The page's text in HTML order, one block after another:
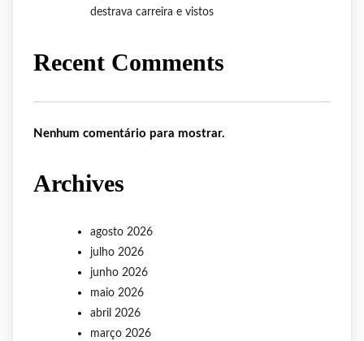
destrava carreira e vistos
Recent Comments
Nenhum comentário para mostrar.
Archives
agosto 2026
julho 2026
junho 2026
maio 2026
abril 2026
março 2026